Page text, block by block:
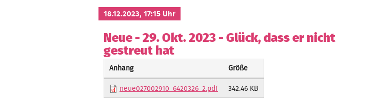
18.12.2023, 17:15 Uhr
Neue - 29. Okt. 2023 - Glück, dass er nicht
gestreut hat
Anhang
Größe
neue027002910_6420326_2.pdf
342.46 KB